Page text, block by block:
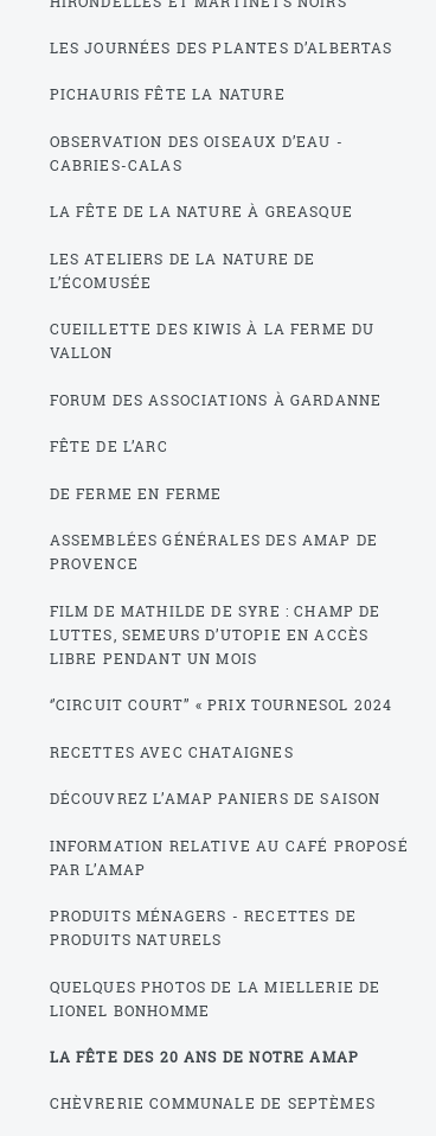
LES JOURNÉES DES PLANTES D’ALBERTAS
PICHAURIS FÊTE LA NATURE
OBSERVATION DES OISEAUX D’EAU -
CABRIES-CALAS
LA FÊTE DE LA NATURE À GREASQUE
LES ATELIERS DE LA NATURE DE
L’ÉCOMUSÉE
CUEILLETTE DES KIWIS À LA FERME DU
VALLON
FORUM DES ASSOCIATIONS À GARDANNE
FÊTE DE L’ARC
DE FERME EN FERME
ASSEMBLÉES GÉNÉRALES DES AMAP DE
PROVENCE
FILM DE MATHILDE DE SYRE : CHAMP DE
LUTTES, SEMEURS D’UTOPIE EN ACCÈS
LIBRE PENDANT UN MOIS
‘’CIRCUIT COURT’’ « PRIX TOURNESOL 2024
RECETTES AVEC CHATAIGNES
DÉCOUVREZ L’AMAP PANIERS DE SAISON
INFORMATION RELATIVE AU CAFÉ PROPOSÉ
PAR L’AMAP
PRODUITS MÉNAGERS - RECETTES DE
PRODUITS NATURELS
QUELQUES PHOTOS DE LA MIELLERIE DE
LIONEL BONHOMME
LA FÊTE DES 20 ANS DE NOTRE AMAP
CHÈVRERIE COMMUNALE DE SEPTÈMES